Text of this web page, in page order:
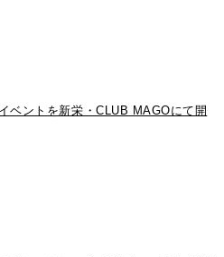
ベントを新栄・CLUB MAGOにて開